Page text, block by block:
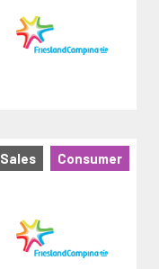
Sales Consumer